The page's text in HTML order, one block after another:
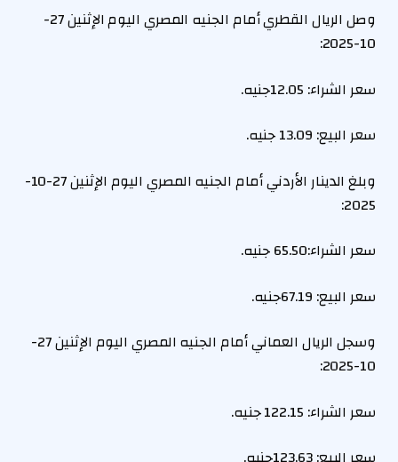
وصل الريال القطري أمام الجنيه المصري اليوم الإثنين 27-
10-2025:
سعر الشراء: 12.05جنيه.
سعر البيع: 13.09 جنيه.
وبلغ الدينار الأردني أمام الجنيه المصري اليوم الإثنين 27-10-
2025:
سعر الشراء:65.50جنيه.
سعر البيع: 67.19جنيه.
وسجل الريال العماني أمام الجنيه المصري اليوم الإثنين 27-
10-2025:
سعر الشراء: 122.15جنيه.